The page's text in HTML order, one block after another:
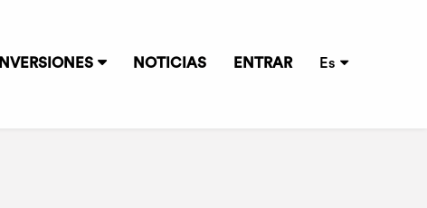
INVERSIONES NOTICIAS ENTRAR Es